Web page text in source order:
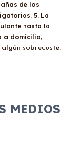
de los
5. La
hasta la
a domicilio,
sobrecoste.
MEDIOS